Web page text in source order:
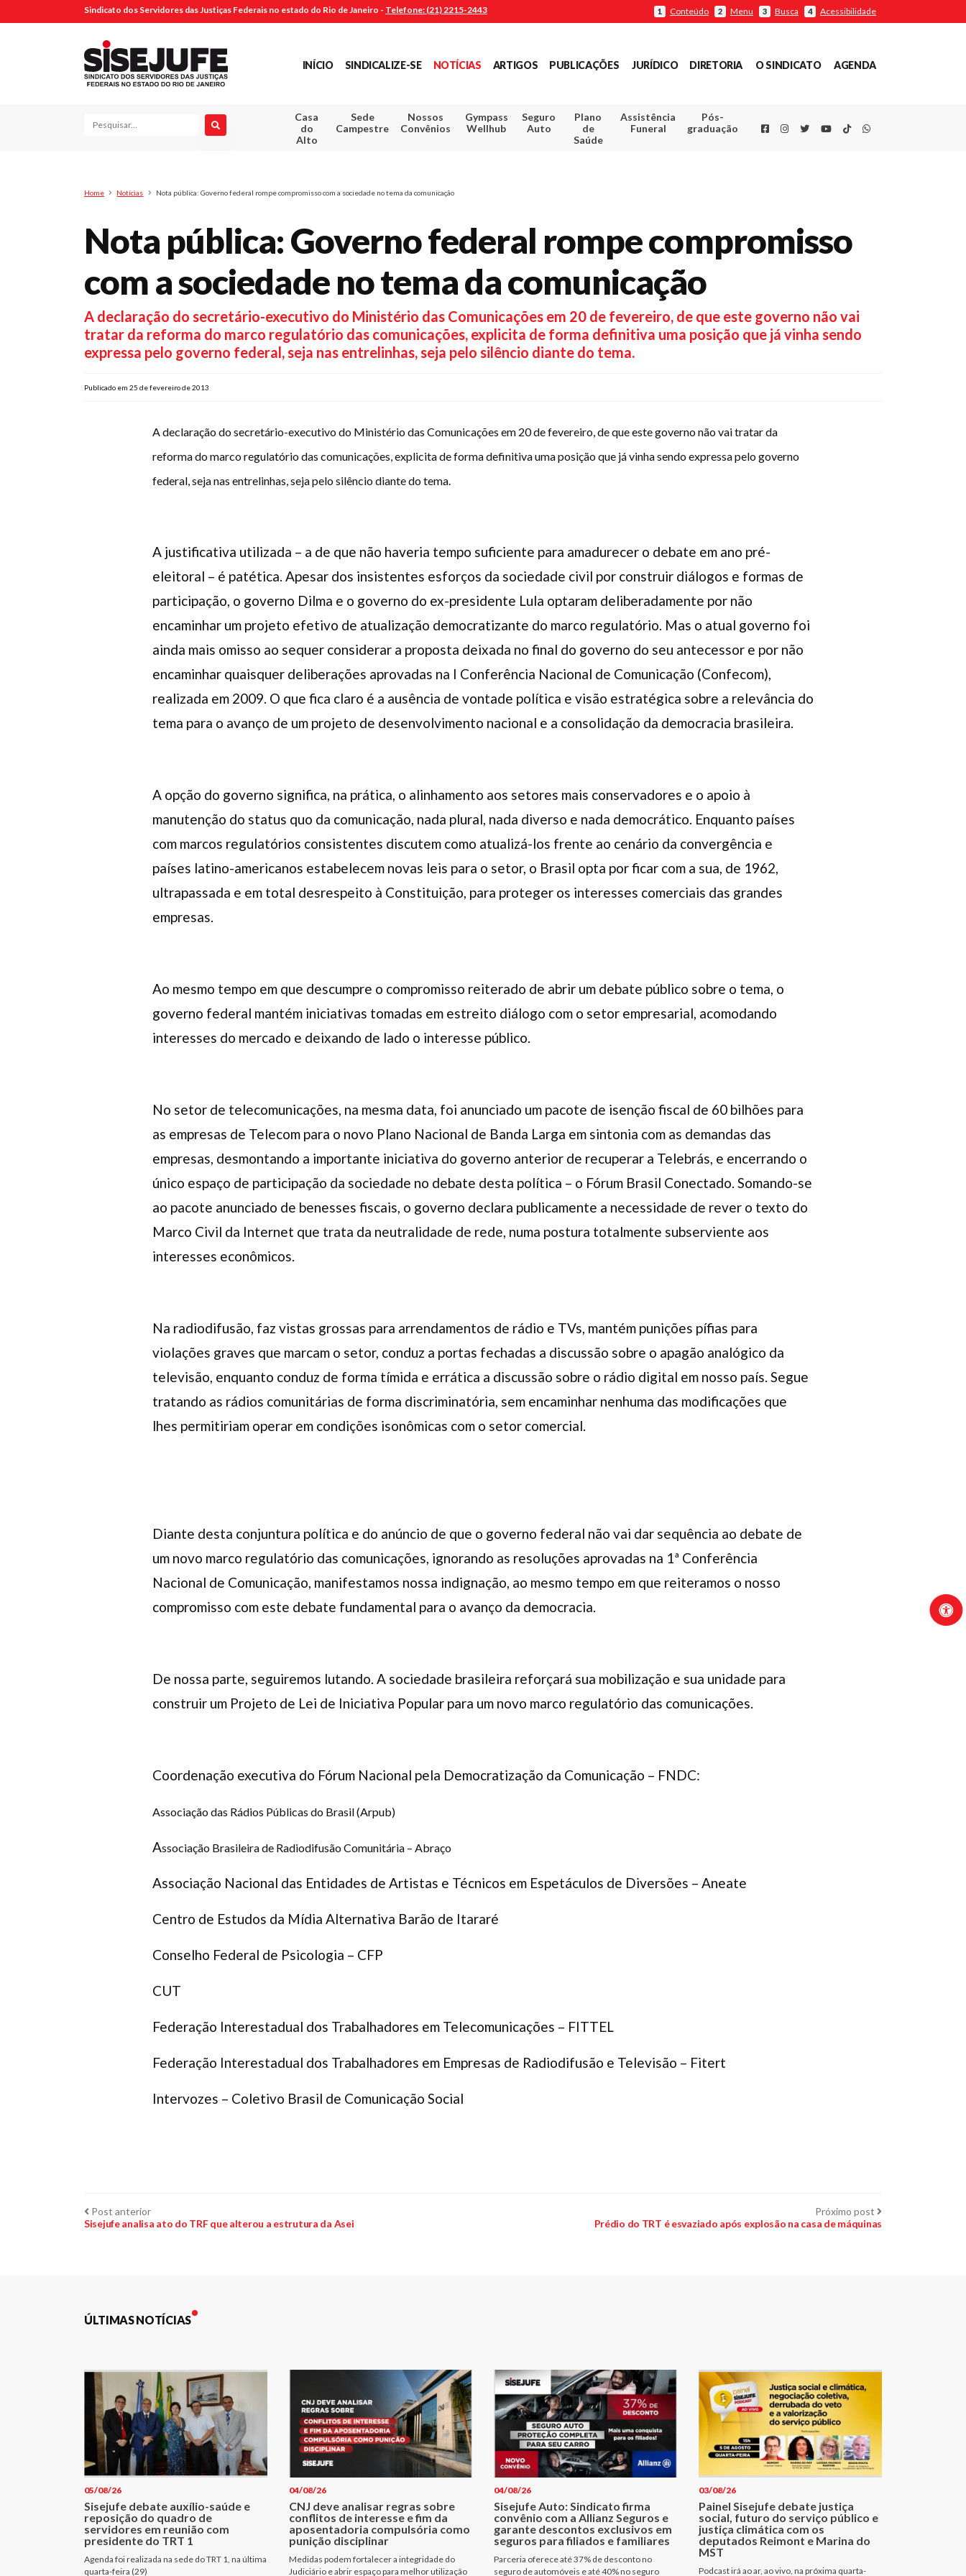
Sindicato dos Servidores das Justiças Federais no estado do Rio de Janeiro - Telefone: (21) 2215-2443 1 Conteúdo 2 Menu 3 Busca 4 Acessibilidade
INÍCIO SINDICALIZE-SE NOTÍCIAS ARTIGOS PUBLICAÇÕES JURÍDICO DIRETORIA O SINDICATO AGENDA
Pesquisa
Casa
do
Alto
Sede
Campestre
Nossos
Convênios
Gympass
Wellhub
Seguro
Auto
Plano
de
Saúde
Assistência
Funeral
Pós-
graduação
FacebookInstagram
TwitterYoutube
TikTokWhatsapp
Home Notícias Nota pública: Governo federal rompe compromisso com a sociedade no tema da comunicação
Nota pública: Governo federal rompe compromisso
com a sociedade no tema da comunicação
A declaração do secretário-executivo do Ministério das Comunicações em 20 de fevereiro, de que este governo não vai
tratar da reforma do marco regulatório das comunicações, explicita de forma definitiva uma posição que já vinha sendo
expressa pelo governo federal, seja nas entrelinhas, seja pelo silêncio diante do tema.
Publicado em 25 de fevereiro de 2013
A declaração do secretário-executivo do Ministério das Comunicações em 20 de fevereiro, de que este governo não vai tratar da
reforma do marco regulatório das comunicações, explicita de forma definitiva uma posição que já vinha sendo expressa pelo governo
federal, seja nas entrelinhas, seja pelo silêncio diante do tema.
A justificativa utilizada – a de que não haveria tempo suficiente para amadurecer o debate em ano pré-
eleitoral – é patética. Apesar dos insistentes esforços da sociedade civil por construir diálogos e formas de
participação, o governo Dilma e o governo do ex-presidente Lula optaram deliberadamente por não
encaminhar um projeto efetivo de atualização democratizante do marco regulatório. Mas o atual governo foi
ainda mais omisso ao sequer considerar a proposta deixada no final do governo do seu antecessor e por não
encaminhar quaisquer deliberações aprovadas na I Conferência Nacional de Comunicação (Confecom),
realizada em 2009. O que fica claro é a ausência de vontade política e visão estratégica sobre a relevância do
tema para o avanço de um projeto de desenvolvimento nacional e a consolidação da democracia brasileira.
A opção do governo significa, na prática, o alinhamento aos setores mais conservadores e o apoio à
manutenção do status quo da comunicação, nada plural, nada diverso e nada democrático. Enquanto países
com marcos regulatórios consistentes discutem como atualizá-los frente ao cenário da convergência e
países latino-americanos estabelecem novas leis para o setor, o Brasil opta por ficar com a sua, de 1962,
ultrapassada e em total desrespeito à Constituição, para proteger os interesses comerciais das grandes
empresas.
Ao mesmo tempo em que descumpre o compromisso reiterado de abrir um debate público sobre o tema, o
governo federal mantém iniciativas tomadas em estreito diálogo com o setor empresarial, acomodando
interesses do mercado e deixando de lado o interesse público.
No setor de telecomunicações, na mesma data, foi anunciado um pacote de isenção fiscal de 60 bilhões para
as empresas de Telecom para o novo Plano Nacional de Banda Larga em sintonia com as demandas das
empresas, desmontando a importante iniciativa do governo anterior de recuperar a Telebrás, e encerrando o
único espaço de participação da sociedade no debate desta política – o Fórum Brasil Conectado. Somando-se
ao pacote anunciado de benesses fiscais, o governo declara publicamente a necessidade de rever o texto do
Marco Civil da Internet que trata da neutralidade de rede, numa postura totalmente subserviente aos
interesses econômicos.
Na radiodifusão, faz vistas grossas para arrendamentos de rádio e TVs, mantém punições pífias para
violações graves que marcam o setor, conduz a portas fechadas a discussão sobre o apagão analógico da
televisão, enquanto conduz de forma tímida e errática a discussão sobre o rádio digital em nosso país. Segue
tratando as rádios comunitárias de forma discriminatória, sem encaminhar nenhuma das modificações que
lhes permitiriam operar em condições isonômicas com o setor comercial.
Diante desta conjuntura política e do anúncio de que o governo federal não vai dar sequência ao debate de
um novo marco regulatório das comunicações, ignorando as resoluções aprovadas na 1ª Conferência
Nacional de Comunicação, manifestamos nossa indignação, ao mesmo tempo em que reiteramos o nosso
compromisso com este debate fundamental para o avanço da democracia.
De nossa parte, seguiremos lutando. A sociedade brasileira reforçará sua mobilização e sua unidade para
construir um Projeto de Lei de Iniciativa Popular para um novo marco regulatório das comunicações.
Coordenação executiva do Fórum Nacional pela Democratização da Comunicação – FNDC:
Associação das Rádios Públicas do Brasil (Arpub)
Associação Brasileira de Radiodifusão Comunitária – Abraço
Associação Nacional das Entidades de Artistas e Técnicos em Espetáculos de Diversões – Aneate
Centro de Estudos da Mídia Alternativa Barão de Itararé
Conselho Federal de Psicologia – CFP
CUT
Federação Interestadual dos Trabalhadores em Telecomunicações – FITTEL
Federação Interestadual dos Trabalhadores em Empresas de Radiodifusão e Televisão – Fitert
Intervozes – Coletivo Brasil de Comunicação Social
Navegação
Post anteriorPost
anterior:
Sisejufe analisa ato do TRF que alterou a estrutura da Asei
Próximo post Próximo
Prédio do TRT é esvaziado após explosão na casa de máquinas
ÚLTIMAS NOTÍCIAS
05/08/26
Sisejufe debate auxílio-saúde e
reposição do quadro de
servidores em reunião com
presidente do TRT 1
Agenda foi realizada na sede do TRT 1, na última
quarta-feira (29)
04/08/26
CNJ deve analisar regras sobre
conflitos de interesse e fim da
aposentadoria compulsória como
punição disciplinar
Medidas podem fortalecer a integridade do
Judiciário e abrir espaço para melhor utilização
04/08/26
Sisejufe Auto: Sindicato firma
convênio com a Allianz Seguros e
garante descontos exclusivos em
seguros para filiados e familiares
Parceria oferece até 37% de desconto no
seguro de automóveis e até 40% no seguro
03/08/26
Painel Sisejufe debate justiça
social, futuro do serviço público e
justiça climática com os
deputados Reimont e Marina do
MST
Podcast irá ao ar, ao vivo, na próxima quarta-